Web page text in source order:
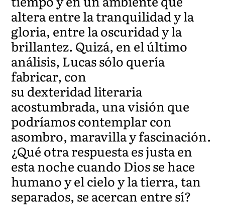
altera entre la tranquilidad y la
gloria, entre la oscuridad y la
brillantez. Quizá, en el último
análisis, Lucas sólo quería
fabricar, con
su dexteridad literaria
acostumbrada, una visión que
podríamos contemplar con
asombro, maravilla y fascinación.
¿Qué otra respuesta es justa en
esta noche cuando Dios se hace
humano y el cielo y la tierra, tan
separados, se acercan entre sí?